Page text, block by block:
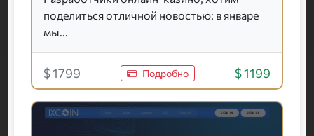
поделиться отличной новостью: в январе
мы...
$ 1799 Подробно $ 1199